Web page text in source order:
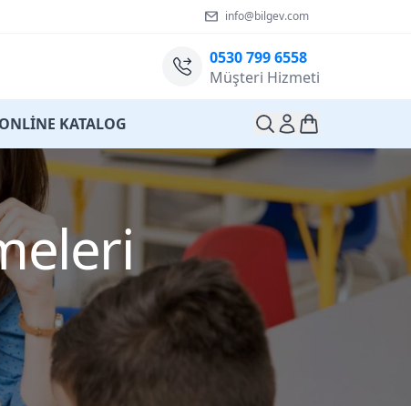
info@bilgev.com
0530 799 6558
Müşteri Hizmeti
ONLİNE KATALOG